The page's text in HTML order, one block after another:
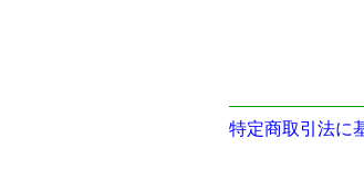
特定商取引法に